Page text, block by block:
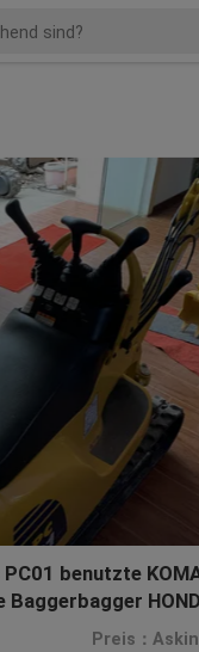
benutzte
Baggerbagger
Preis：